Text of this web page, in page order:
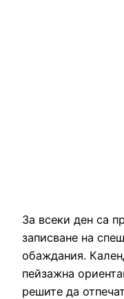
За всеки ден са
записване на
обаждания.
пейзажна
решите да